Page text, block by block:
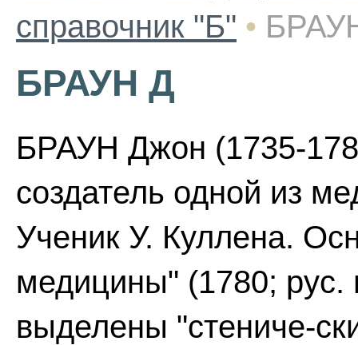
справочник "Б" •
БРАУН Д
БРАУН Джон (1735-
создатель одной из
Ученик У. Куллена.
медицины" (1780; рус.
выделены "стениче-